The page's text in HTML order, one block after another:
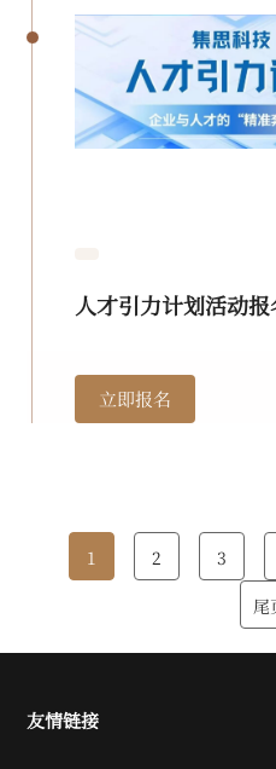
人才引力计划活动
立即报名
1 2 3
尾
友情链接